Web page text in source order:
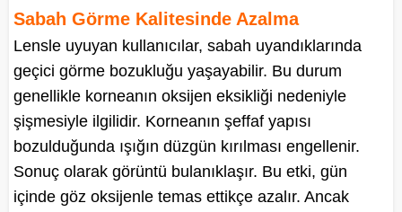
Sabah Görme Kalitesinde Azalma
Lensle uyuyan kullanıcılar, sabah uyandıklarında
geçici görme bozukluğu yaşayabilir. Bu durum
genellikle korneanın oksijen eksikliği nedeniyle
şişmesiyle ilgilidir. Korneanın şeffaf yapısı
bozulduğunda ışığın düzgün kırılması engellenir.
Sonuç olarak görüntü bulanıklaşır. Bu etki, gün
içinde göz oksijenle temas ettikçe azalır. Ancak